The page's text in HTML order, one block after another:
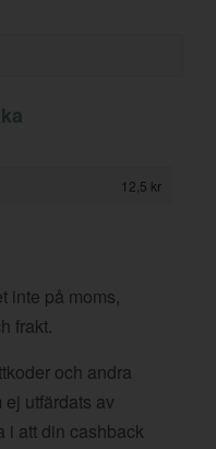
12,5 kr
inte på moms,
frakt.
och andra
ej utfärdats av
i att din cashback